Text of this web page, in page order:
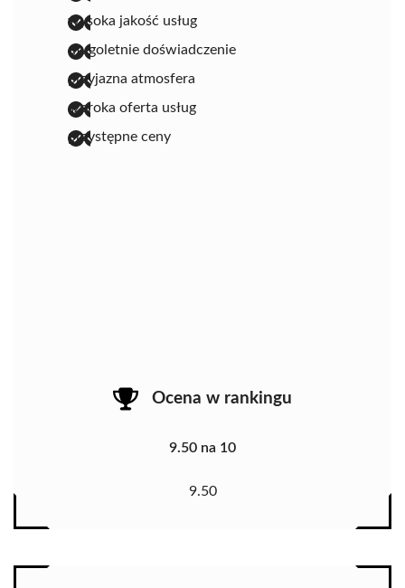
wysoka jakość usług
długoletnie doświadczenie
przyjazna atmosfera
szeroka oferta usług
przystępne ceny
Ocena w rankingu
9.50 na 10
9.50